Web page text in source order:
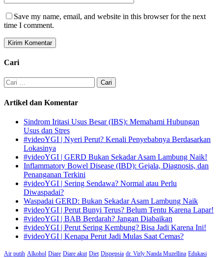
Save my name, email, and website in this browser for the next
time I comment.
Cari
Cari
untuk:
Artikel dan Komentar
Sindrom Iritasi Usus Besar (IBS): Memahami Hubungan
Usus dan Stres
#videoYGI | Nyeri Perut? Kenali Penyebabnya Berdasarkan
Lokasinya
#videoYGI | GERD Bukan Sekadar Asam Lambung Naik!
Inflammatory Bowel Disease (IBD): Gejala, Diagnosis, dan
Penanganan Terkini
#videoYGI | Sering Sendawa? Normal atau Perlu
Diwaspadai?
Waspadai GERD: Bukan Sekadar Asam Lambung Naik
#videoYGI | Perut Bunyi Terus? Belum Tentu Karena Lapar!
#videoYGI | BAB Berdarah? Jangan Diabaikan
#videoYGI | Perut Sering Kembung? Bisa Jadi Karena Ini!
#videoYGI | Kenapa Perut Jadi Mulas Saat Cemas?
Air putih Alkohol Diare Diare akut Diet Dispepsia dr. Virly Nanda Muzellina Edukasi